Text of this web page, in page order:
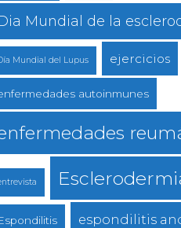
Mundial de la
Mundial del Lupus ejercicios
autoinmunes
espondilitis